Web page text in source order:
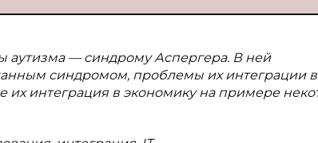
аутизма — синдрому Аспергера. В ней
синдромом, проблемы их интеграции в
их интеграция в экономику на примере